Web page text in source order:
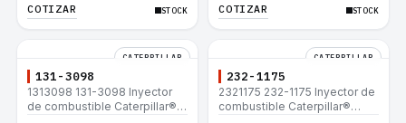
657E 631E 988F II
COTIZAR STOCK
657E 631E 988F II
COTIZAR STOCK
CATERPILLAR
131-3098
1313098 131-3098 Inyector
de combustible Caterpillar®
CATERPILLAR
232-1175
2321175 232-1175 Inyector de
combustible Caterpillar®